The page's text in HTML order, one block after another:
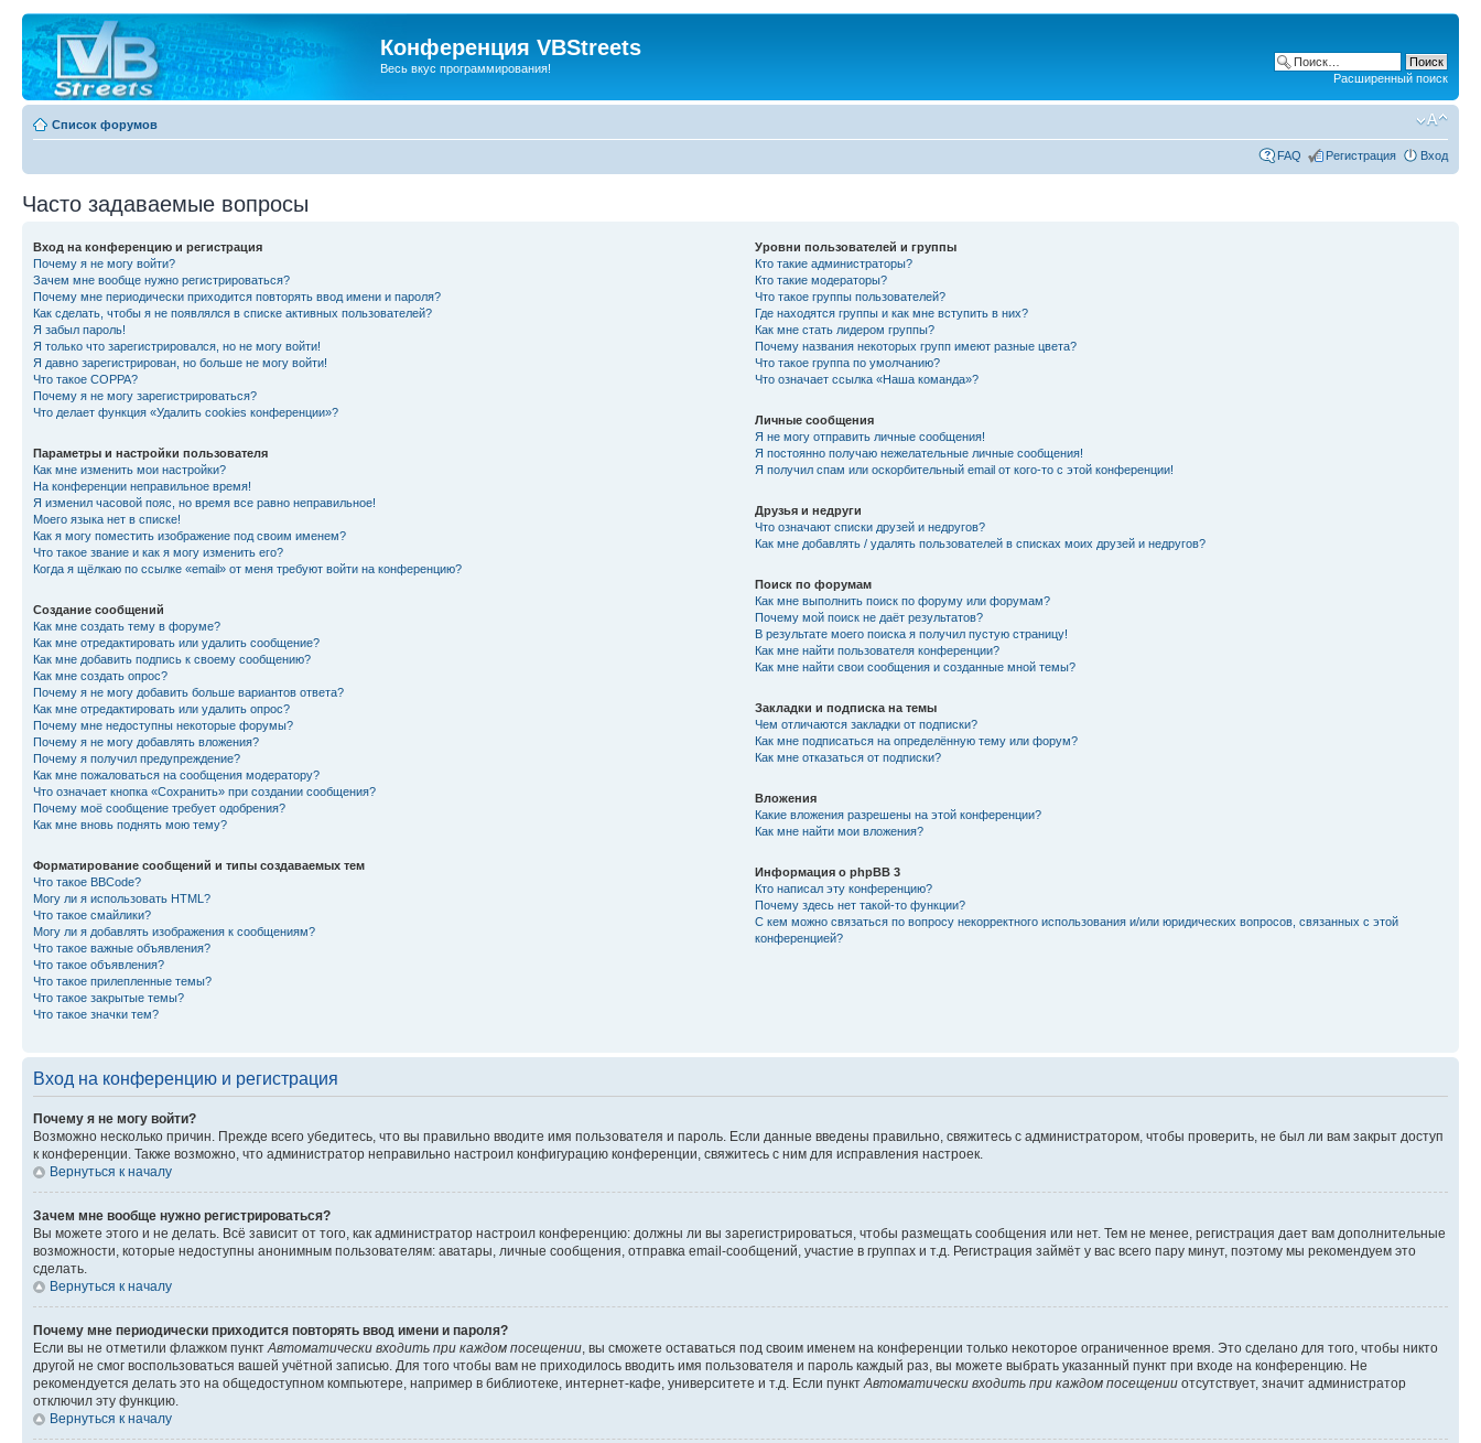
Конференция VBStreets
Весь вкус программирования!
Расширенный поиск
Список форумов
FAQ Регистрация Вход
Часто задаваемые вопросы
Вход на конференцию и регистрация
Почему я не могу войти?
Зачем мне вообще нужно регистрироваться?
Почему мне периодически приходится повторять ввод имени и пароля?
Как сделать, чтобы я не появлялся в списке активных пользователей?
Я забыл пароль!
Я только что зарегистрировался, но не могу войти!
Я давно зарегистрирован, но больше не могу войти!
Что такое COPPA?
Почему я не могу зарегистрироваться?
Что делает функция «Удалить cookies конференции»?
Параметры и настройки пользователя
Как мне изменить мои настройки?
На конференции неправильное время!
Я изменил часовой пояс, но время все равно неправильное!
Моего языка нет в списке!
Как я могу поместить изображение под своим именем?
Что такое звание и как я могу изменить его?
Когда я щёлкаю по ссылке «email» от меня требуют войти на конференцию?
Создание сообщений
Как мне создать тему в форуме?
Как мне отредактировать или удалить сообщение?
Как мне добавить подпись к своему сообщению?
Как мне создать опрос?
Почему я не могу добавить больше вариантов ответа?
Как мне отредактировать или удалить опрос?
Почему мне недоступны некоторые форумы?
Почему я не могу добавлять вложения?
Почему я получил предупреждение?
Как мне пожаловаться на сообщения модератору?
Что означает кнопка «Сохранить» при создании сообщения?
Почему моё сообщение требует одобрения?
Как мне вновь поднять мою тему?
Форматирование сообщений и типы создаваемых тем
Что такое BBCode?
Могу ли я использовать HTML?
Что такое смайлики?
Могу ли я добавлять изображения к сообщениям?
Что такое важные объявления?
Что такое объявления?
Что такое прилепленные темы?
Что такое закрытые темы?
Что такое значки тем?
Уровни пользователей и группы
Кто такие администраторы?
Кто такие модераторы?
Что такое группы пользователей?
Где находятся группы и как мне вступить в них?
Как мне стать лидером группы?
Почему названия некоторых групп имеют разные цвета?
Что такое группа по умолчанию?
Что означает ссылка «Наша команда»?
Личные сообщения
Я не могу отправить личные сообщения!
Я постоянно получаю нежелательные личные сообщения!
Я получил спам или оскорбительный email от кого-то с этой конференции!
Друзья и недруги
Что означают списки друзей и недругов?
Как мне добавлять / удалять пользователей в списках моих друзей и недругов?
Поиск по форумам
Как мне выполнить поиск по форуму или форумам?
Почему мой поиск не даёт результатов?
В результате моего поиска я получил пустую страницу!
Как мне найти пользователя конференции?
Как мне найти свои сообщения и созданные мной темы?
Закладки и подписка на темы
Чем отличаются закладки от подписки?
Как мне подписаться на определённую тему или форум?
Как мне отказаться от подписки?
Вложения
Какие вложения разрешены на этой конференции?
Как мне найти мои вложения?
Информация о phpBB 3
Кто написал эту конференцию?
Почему здесь нет такой-то функции?
С кем можно связаться по вопросу некорректного использования и/или юридических вопросов, связанных с этой
конференцией?
Вход на конференцию и регистрация
Почему я не могу войти?
Возможно несколько причин. Прежде всего убедитесь, что вы правильно вводите имя пользователя и пароль. Если данные введены правильно, свяжитесь с администратором, чтобы проверить, не был ли вам закрыт доступ
к конференции. Также возможно, что администратор неправильно настроил конфигурацию конференции, свяжитесь с ним для исправления настроек.
Вернуться к началу
Зачем мне вообще нужно регистрироваться?
Вы можете этого и не делать. Всё зависит от того, как администратор настроил конференцию: должны ли вы зарегистрироваться, чтобы размещать сообщения или нет. Тем не менее, регистрация дает вам дополнительные
возможности, которые недоступны анонимным пользователям: аватары, личные сообщения, отправка email-сообщений, участие в группах и т.д. Регистрация займёт у вас всего пару минут, поэтому мы рекомендуем это
сделать.
Вернуться к началу
Почему мне периодически приходится повторять ввод имени и пароля?
Если вы не отметили флажком пункт Автоматически входить при каждом посещении , вы сможете оставаться под своим именем на конференции только некоторое ограниченное время. Это сделано для того, чтобы никто
другой не смог воспользоваться вашей учётной записью. Для того чтобы вам не приходилось вводить имя пользователя и пароль каждый раз, вы можете выбрать указанный пункт при входе на конференцию. Не
рекомендуется делать это на общедоступном компьютере, например в библиотеке, интернет-кафе, университете и т.д. Если пункт Автоматически входить при каждом посещении отсутствует, значит администратор
отключил эту функцию.
Вернуться к началу